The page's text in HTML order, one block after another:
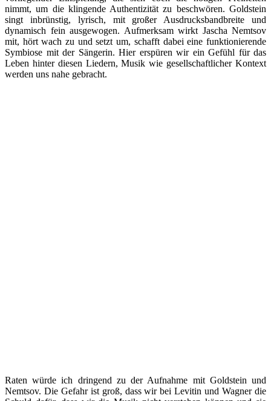
nimmt, um die klingende Authentizität zu beschwören. Goldstein
singt inbrünstig, lyrisch, mit großer Ausdrucksbandbreite und
dynamisch fein ausgewogen. Aufmerksam wirkt Jascha Nemtsov
mit, hört wach zu und setzt um, schafft dabei eine funktionierende
Symbiose mit der Sängerin. Hier erspüren wir ein Gefühl für das
Leben hinter diesen Liedern, Musik wie gesellschaftlicher Kontext
werden uns nahe gebracht.
Raten würde ich dringend zu der Aufnahme mit Goldstein und
Nemtsov. Die Gefahr ist groß, dass wir bei Levitin und Wagner die